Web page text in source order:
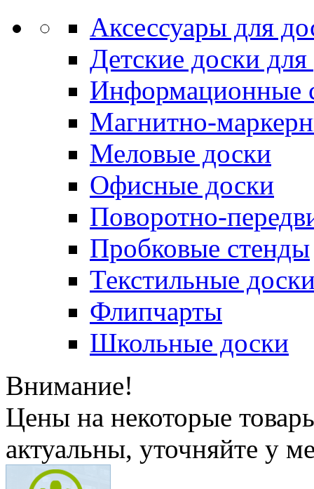
Аксессуары для
Детские доски
Информационные
Магнитно-
Меловые доски
Офисные доски
Поворотно-
Пробковые стенды
Текстильные
Флипчарты
Школьные доски
Внимание!
Цены на некоторые
актуальны, уточняйте у